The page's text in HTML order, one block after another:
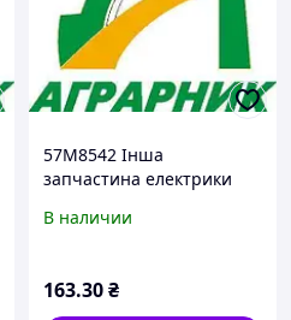
57M8542 Інша
запчастина електрики
колісного John Deere для
В наличии
163.30₴